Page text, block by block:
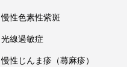
慢性色素性紫斑
光線過敏症
慢性じんま疹（蕁麻疹）